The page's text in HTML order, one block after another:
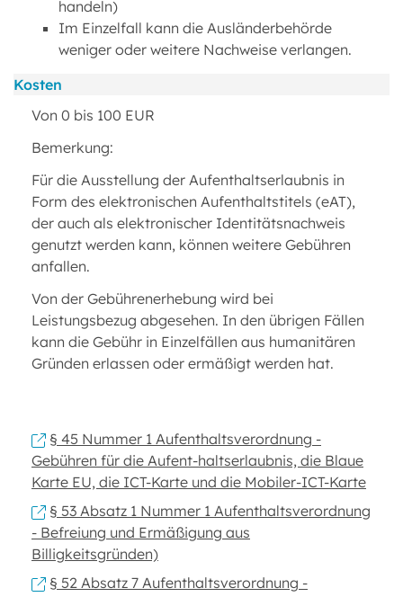
handeln)
Im Einzelfall kann die Ausländerbehörde
weniger oder weitere Nachweise verlangen.
Kosten
Von 0 bis 100 EUR
Bemerkung:
Für die Ausstellung der Aufenthaltserlaubnis in
Form des elektronischen Aufenthaltstitels (eAT),
der auch als elektronischer Identitätsnachweis
genutzt werden kann, können weitere Gebühren
anfallen.
Von der Gebührenerhebung wird bei
Leistungsbezug abgesehen. In den übrigen Fällen
kann die Gebühr in Einzelfällen aus humanitären
Gründen erlassen oder ermäßigt werden hat.
§ 45 Nummer 1 Aufenthaltsverordnung -
Gebühren für die Aufent-haltserlaubnis, die Blaue
Karte EU, die ICT-Karte und die Mobiler-ICT-Karte
§ 53 Absatz 1 Nummer 1 Aufenthaltsverordnung
- Befreiung und Ermäßigung aus
Billigkeitsgründen)
§ 52 Absatz 7 Aufenthaltsverordnung -